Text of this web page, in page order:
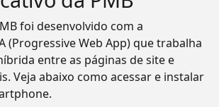
foi desenvolvido com a
(Progressive Web App) que trabalha
entre as páginas de site e
Veja abaixo como acessar e instalar